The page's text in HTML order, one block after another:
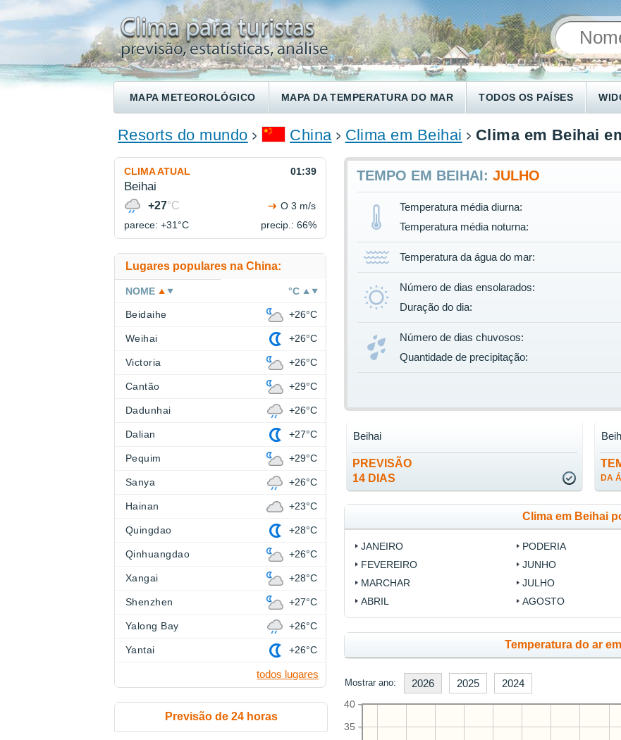
MAPA METEOROLÓGICO MAPA DA TEMPERATURA DO MAR TODOS OS PAÍSES
ENCONTRE UM HOTEL
Resorts do mundo China Clima em Beihai Clima em Beihai
TEMPO EM BEIHAI:JULHO
Temperatura média diurna:
Temperatura média noturna:
Temperatura da água do mar:
Número de dias ensolarados:
Duração do dia:
Número de dias chuvosos:
Quantidade de precipitação:
PREVISÃO
14 DIAS
Beihai
DA
Clima em Beihai
JANEIRO
FEVEREIRO
MARCHAR
ABRIL
PODERIA
JUNHO
JULHO
AGOSTO
Temperatura do ar
Mostrar ano: 2026 2025 2024
35
40
CLIMA ATUAL 01:39
Beihai
+27°C
O 3 m/s
parece: +31°C precip.: 66%
Lugares populares na China:
NOME °C
Beidaihe +26°C
Weihai +26°C
Victoria +26°C
Cantão +29°C
Dadunhai +26°C
Dalian +27°C
Pequim +29°C
Sanya +26°C
Hainan +23°C
Quingdao +28°C
Qinhuangdao +26°C
Xangai +28°C
Shenzhen +27°C
Yalong Bay +26°C
Yantai +26°C
todos lugares
Previsão de 24 horas